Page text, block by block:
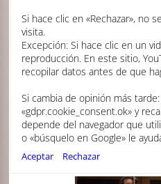
BACHTRACK
JUNIO 2023
ALEXANDER HALL
ENERGETIC FRESHNESS
One of CPE Bach’s three
exist in versions for flute and
Laura van der Heijden for her
Aurora Orchestra conducted by
Si hace clic en «Rechazar», no
visita.
Excepción: Si hace clic en un
reproducción. En este sitio,
recopilar datos antes de que
Si cambia de opinión más
«gdpr.cookie_consent.ok» y
depende del navegador que
o «búsquelo en Google» le
Aceptar Rechazar